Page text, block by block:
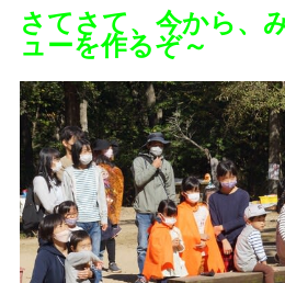
さてさて、今から、
ューを作るぞ～